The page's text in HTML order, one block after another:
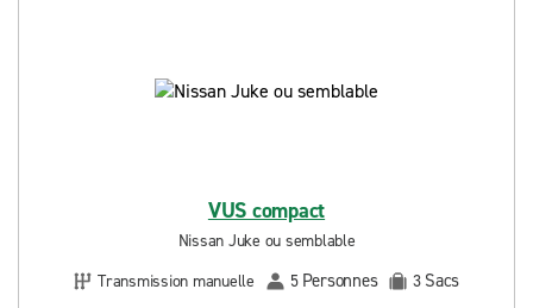
VUS compact
Nissan Juke ou semblable
Transmission manuelle
5 Personnes 3 Sacs